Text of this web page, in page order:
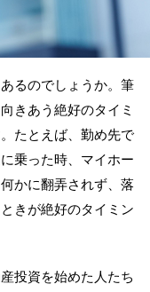
るのでしょうか。筆
きあう絶好のタイミ
たとえば、勤め先で
乗った時、マイホー
かに翻弄されず、落
きが絶好のタイミン
投資を始めた人たち